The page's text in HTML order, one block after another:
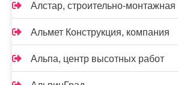
Алстар, строительно-
Альмет Конструкция, компания
Альпа, центр высотных работ